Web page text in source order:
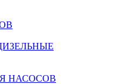
НАСОСОВ